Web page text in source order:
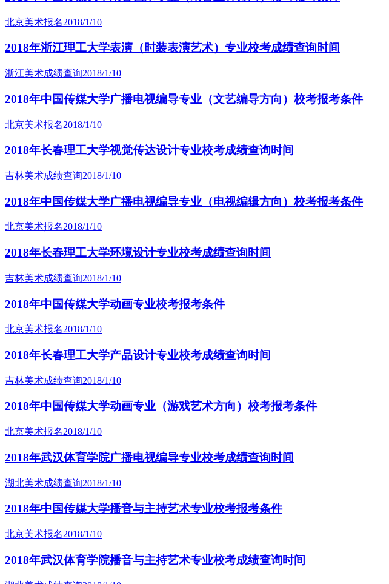
北京美术报名2018/1/10
2018年浙江理工大学表演（时装表演艺术）专业校考成绩查询时间
浙江美术成绩查询2018/1/10
2018年中国传媒大学广播电视编导专业（文艺编导方向）校考报考条件
北京美术报名2018/1/10
2018年长春理工大学视觉传达设计专业校考成绩查询时间
吉林美术成绩查询2018/1/10
2018年中国传媒大学广播电视编导专业（电视编辑方向）校考报考条件
北京美术报名2018/1/10
2018年长春理工大学环境设计专业校考成绩查询时间
吉林美术成绩查询2018/1/10
2018年中国传媒大学动画专业校考报考条件
北京美术报名2018/1/10
2018年长春理工大学产品设计专业校考成绩查询时间
吉林美术成绩查询2018/1/10
2018年中国传媒大学动画专业（游戏艺术方向）校考报考条件
北京美术报名2018/1/10
2018年武汉体育学院广播电视编导专业校考成绩查询时间
湖北美术成绩查询2018/1/10
2018年中国传媒大学播音与主持艺术专业校考报考条件
北京美术报名2018/1/10
2018年武汉体育学院播音与主持艺术专业校考成绩查询时间